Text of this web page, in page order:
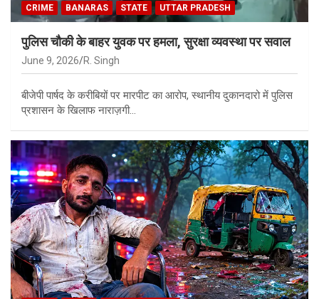
CRIME BANARAS STATE UTTAR PRADESH
पुलिस चौकी के बाहर युवक पर हमला, सुरक्षा व्यवस्था पर सवाल
June 9, 2026 R. Singh
बीजेपी पार्षद के करीबियों पर मारपीट का आरोप, स्थानीय दुकानदारो में पुलिस
प्रशासन के खिलाफ नाराज़गी…